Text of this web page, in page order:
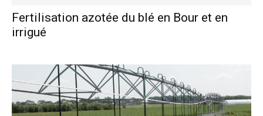
Fertilisation azotée du blé en Bour et en
irrigué